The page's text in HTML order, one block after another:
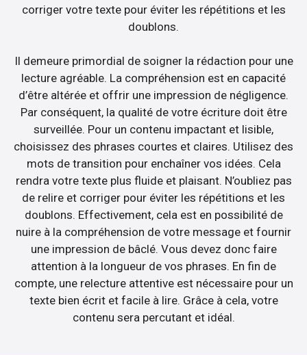
corriger votre texte pour éviter les répétitions et les
doublons.
Il demeure primordial de soigner la rédaction pour une
lecture agréable. La compréhension est en capacité
d’être altérée et offrir une impression de négligence.
Par conséquent, la qualité de votre écriture doit être
surveillée. Pour un contenu impactant et lisible,
choisissez des phrases courtes et claires. Utilisez des
mots de transition pour enchaîner vos idées. Cela
rendra votre texte plus fluide et plaisant. N’oubliez pas
de relire et corriger pour éviter les répétitions et les
doublons. Effectivement, cela est en possibilité de
nuire à la compréhension de votre message et fournir
une impression de bâclé. Vous devez donc faire
attention à la longueur de vos phrases. En fin de
compte, une relecture attentive est nécessaire pour un
texte bien écrit et facile à lire. Grâce à cela, votre
contenu sera percutant et idéal.